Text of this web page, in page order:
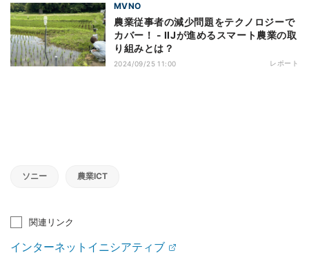
MVNO
農業従事者の減少問題をテクノロジーで
カバー！ - IIJが進めるスマート農業の取
り組みとは？
2024/09/25 11:00 レポート
ソニー 農業ICT
関連リンク
インターネットイニシアティブ